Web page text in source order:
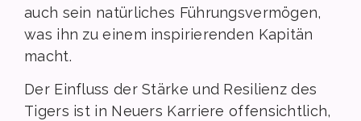
auch sein natürliches Führungsvermögen,
was ihn zu einem inspirierenden Kapitän
macht.
Der Einfluss der Stärke und Resilienz des
Tigers ist in Neuers Karriere offensichtlich,